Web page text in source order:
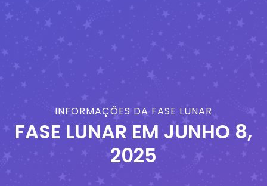
INFORMAÇÕES DA FASE LUNAR
FASE LUNAR EM JUNHO 8,
2025